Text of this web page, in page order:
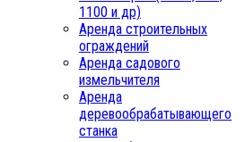
1100 и др)
Аренда строительных
ограждений
Аренда садового
измельчителя
Аренда
деревообрабатывающего
станка